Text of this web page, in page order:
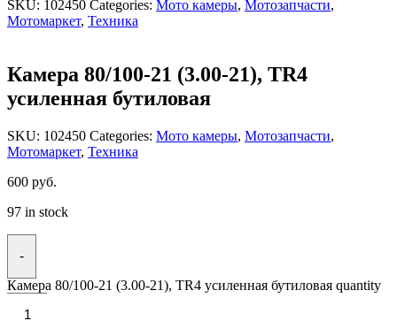
SKU: 102450 Categories: Мото камеры, Мотозапчасти,
Мотомаркет, Техника
Камера 80/100-21 (3.00-21), TR4
усиленная бутиловая
SKU: 102450 Categories: Мото камеры, Мотозапчасти,
Мотомаркет, Техника
600 руб.
97 in stock
-
Камера 80/100-21 (3.00-21), TR4 усиленная бутиловая quantity